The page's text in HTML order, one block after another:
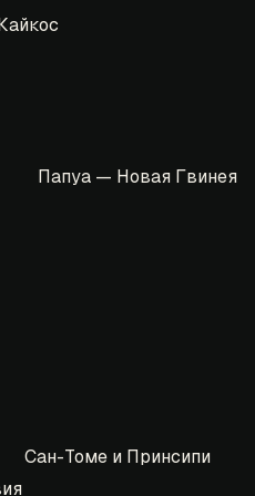
Папуа — Новая Гвинея
Сан-Томе и Принсипи